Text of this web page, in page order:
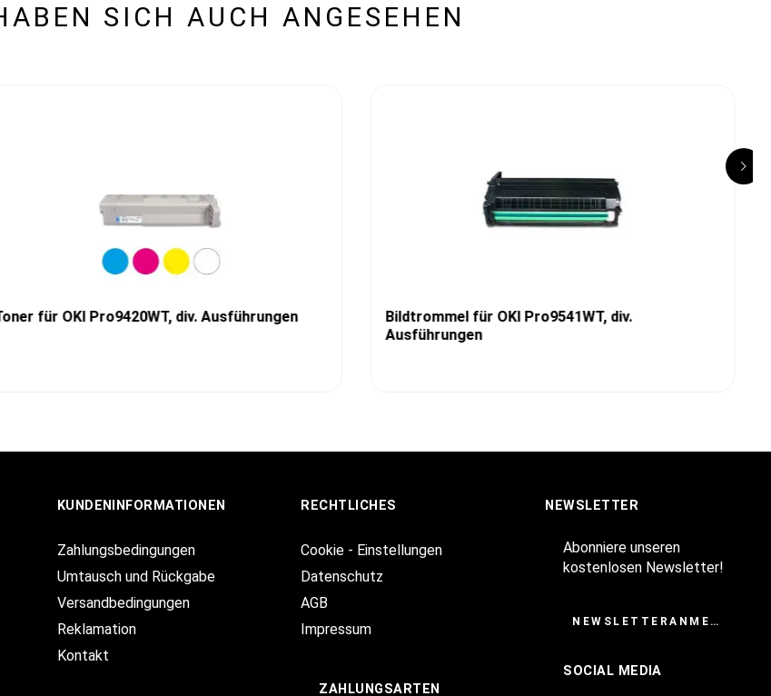
SICH AUCH ANGESEHEN
für OKI Pro9420WT, div. Ausführungen
Bildtrommel für OKI Pro9541WT, div.
Ausführungen
KUNDENINFORMATIONEN
Zahlungsbedingungen
Umtausch und Rückgabe
Versandbedingungen
Reklamation
Kontakt
RECHTLICHES
Cookie - Einstellungen
Datenschutz
AGB
Impressum
ZAHLUNGSARTEN
NEWSLETTER
Abonniere unseren
kostenlosen Newsletter!
NEWSLETTERANMELDUNG
SOCIAL MEDIA